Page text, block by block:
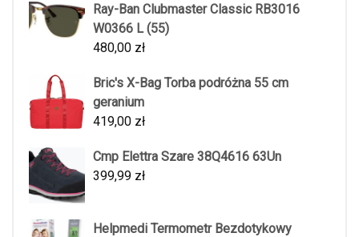
Ray-Ban Clubmaster Classic RB3016
W0366 L (55)
480,00 zł
Bric's X-Bag Torba podróżna 55 cm
geranium
419,00 zł
Cmp Elettra Szare 38Q4616 63Un
399,99 zł
Helpmedi Termometr Bezdotykowy